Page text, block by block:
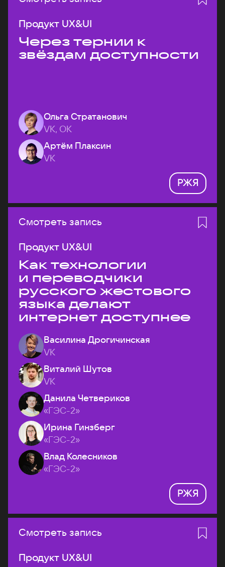
Продукт UX&UI
Через тернии к
звёздам доступности
Ольга Стратанович
VK, ОК
Артём Плаксин
VK
РЖЯ
Смотреть запись
Продукт UX&UI
Как технологии
и переводчики
русского жестового
языка делают
интернет доступнее
Василина Дрогичинская
VK
Виталий Шутов
VK
Данила Четвериков
«ГЭС-2»
Ирина Гинзберг
«ГЭС-2»
Влад Колесников
«ГЭС-2»
РЖЯ
Смотреть запись
Продукт UX&UI